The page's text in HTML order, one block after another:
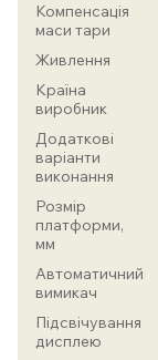
Компенсація
маси тари
Живлення
Країна
виробник
Додаткові
варіанти
виконання
Розмір
платформи,
мм
Автоматичний
вимикач
Підсвічування
дисплею